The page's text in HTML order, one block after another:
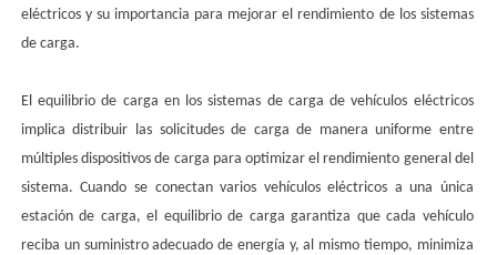
eléctricos y su importancia para mejorar el rendimiento de los sistemas
de carga.
El equilibrio de carga en los sistemas de carga de vehículos eléctricos
implica distribuir las solicitudes de carga de manera uniforme entre
múltiples dispositivos de carga para optimizar el rendimiento general del
sistema. Cuando se conectan varios vehículos eléctricos a una única
estación de carga, el equilibrio de carga garantiza que cada vehículo
reciba un suministro adecuado de energía y, al mismo tiempo, minimiza